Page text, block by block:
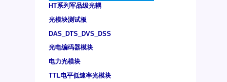
HT系列军品级光耦
光模块测试板
DAS_DTS_DVS_DSS
光电编码器模块
电力光模块
TTL电平低速率光模块